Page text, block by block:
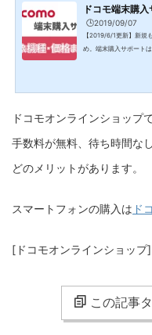
ドコモ端末購
🕒️2019/09/07
【2019/6/1更新】新規
め。端末購入サポート
回の分割払いで対象端
ドコモオンラインショップ
手数料が無料、待ち時間な
どのメリットがあります。
スマートフォンの購入は ド
[ドコモオンラインショップ]
この記事